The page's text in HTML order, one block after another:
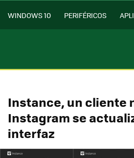
WINDOWS 10 PERIFÉRICOS
Instance, un cliente
Instagram se
interfaz